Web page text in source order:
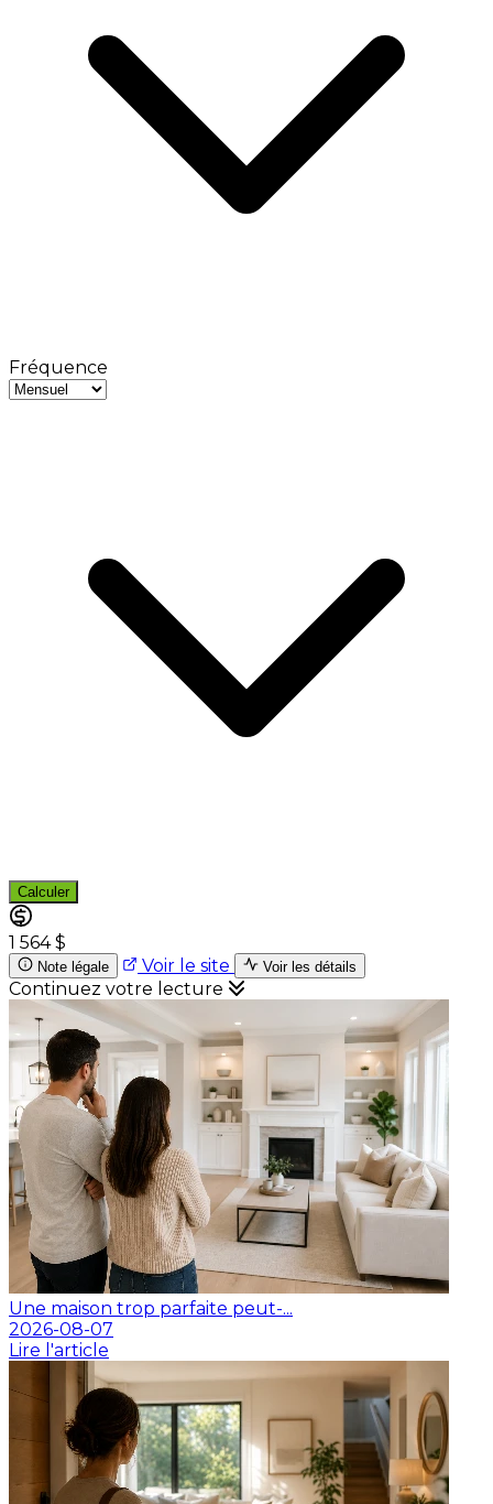
Fréquence
Calculer
1 564 $
Note légale Voir le site Voir les détails
Continuez votre lecture
Une maison trop parfaite peut-...
2026-08-07
Lire l'article